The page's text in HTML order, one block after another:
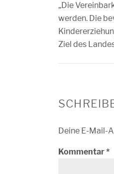
„Die
werden. Die
Ziel des
Deine E-Mail-
Kommentar*